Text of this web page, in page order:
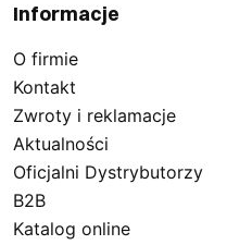
Informacje
O firmie
Kontakt
Zwroty i reklamacje
Aktualności
Oficjalni Dystrybutorzy
B2B
Katalog online